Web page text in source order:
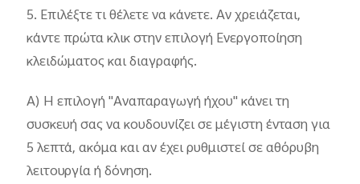
5. Επιλέξτε τι θέλετε να κάνετε. Αν χρειάζεται,
κάντε πρώτα κλικ στην επιλογή Ενεργοποίηση
κλειδώματος και διαγραφής.
Α) Η επιλογή "Αναπαραγωγή ήχου" κάνει τη
συσκευή σας να κουδουνίζει σε μέγιστη ένταση για
5 λεπτά, ακόμα και αν έχει ρυθμιστεί σε αθόρυβη
λειτουργία ή δόνηση.